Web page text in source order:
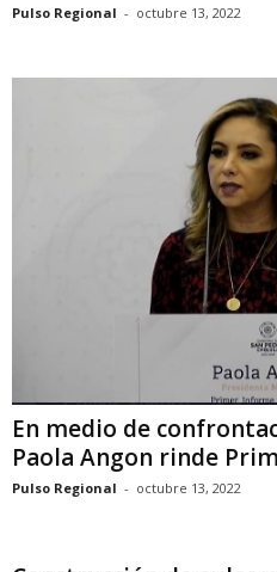
Pulso Regional - octubre 13, 2022
En medio de
Paola Angon rinde
Pulso Regional - octubre 13, 2022